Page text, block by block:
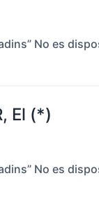
No es
El (*)
No es